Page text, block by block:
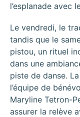
l’esplanade avec
Le vendredi, le
tandis que le
pistou, un rituel
dans une
piste de danse.
l’équipe de
Maryline Tetron-
assurer la relève